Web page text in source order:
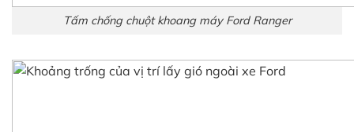
Tấm chống chuột khoang máy Ford Ranger